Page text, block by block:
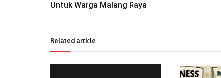
Untuk Warga Malang Raya
Related article